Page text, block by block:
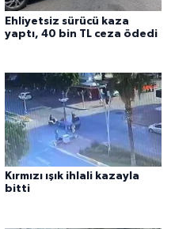
Ehliyetsiz sürücü kaza
yaptı, 40 bin TL ceza ödedi
Kırmızı ışık ihlali kazayla
bitti